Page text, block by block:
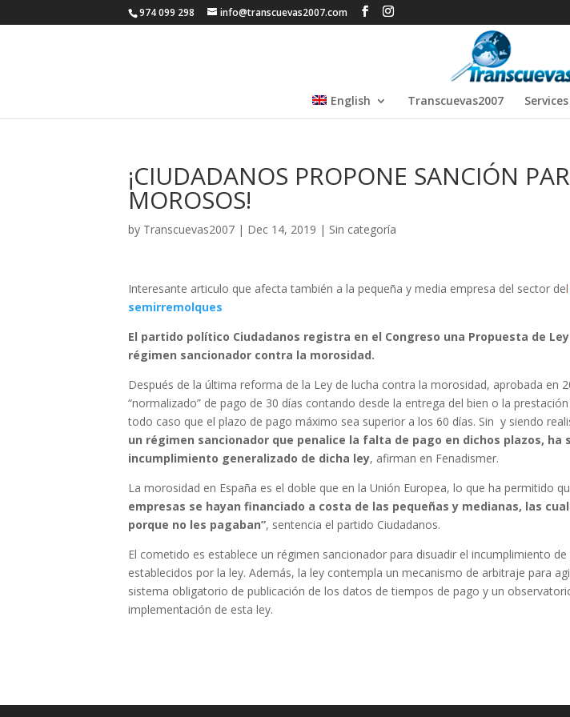
974 099 298 info@transcuevas2007.com
English Transcuevas2007 Services
¡CIUDADANOS PROPONE SANCIÓN
MOROSOS!
by Transcuevas2007 | Dec 14, 2019 | Sin categoría
Interesante articulo que afecta también a la pequeña y media empresa del sector del
semirremolques
El partido político Ciudadanos registra en el Congreso una Propuesta de
régimen sancionador contra la morosidad.
Después de la última reforma de la Ley de lucha contra la morosidad, aprobada en
“normalizado” de pago de 30 días contando desde la entrega del bien o la
todo caso que el plazo de pago máximo sea superior a los 60 días. Sin y siendo
un régimen sancionador que penalice la falta de pago en dichos plazos, ha
incumplimiento generalizado de dicha ley, afirman en Fenadismer.
La morosidad en España es el doble que en la Unión Europea, lo que ha permitido
empresas se hayan financiado a costa de las pequeñas y medianas, las
porque no les pagaban”, sentencia el partido Ciudadanos.
El cometido es establece un régimen sancionador para disuadir el incumplimiento
establecidos por la ley. Además, la ley contempla un mecanismo de arbitraje para
sistema obligatorio de publicación de los datos de tiempos de pago y un
implementación de esta ley.